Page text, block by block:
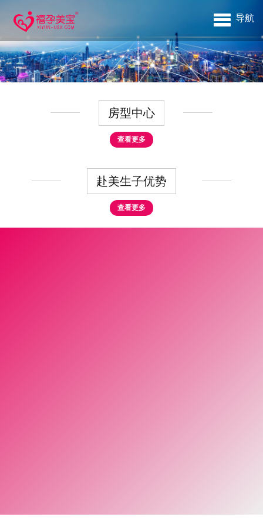
导航
房型中心
查看更多
赴美生子优势
查看更多